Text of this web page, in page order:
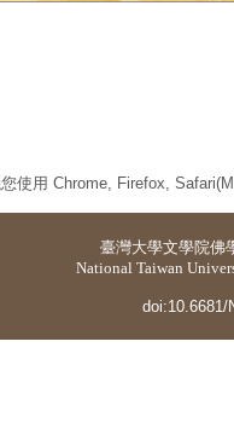
使用 Chrome, Firefox,
臺灣大學文學院佛
National Taiwan
doi:10.6681/